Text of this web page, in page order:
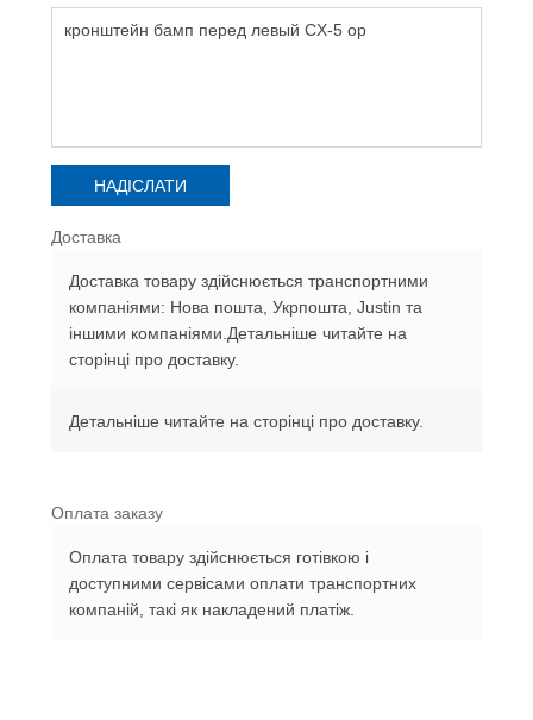
Доставка
Доставка товару здійснюється транспортними
компаніями: Нова пошта, Укрпошта, Justin та
іншими компаніями.Детальніше читайте на
сторінці про доставку.
Детальніше читайте на сторінці про доставку.
Оплата заказу
Оплата товару здійснюється готівкою і
доступними сервісами оплати транспортних
компаній, такі як накладений платіж.